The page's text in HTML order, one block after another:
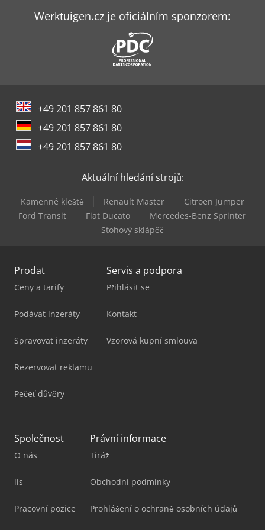
Bomar Proficut 275.230 Dg
Bomar Workline 410.280 Dg
Bomar Workline 410.280 Dgh
Felder Fbp 60
Komatsu D61Px-15
Komatsu Pc35Mr-3
Komatsu Pc35Mr-5
Werktuigen.cz je oficiálním sponzorem:
+49 201 857 861 80
+49 201 857 861 80
+49 201 857 861 80
Aktuální hledání strojů:
Kamenné kleště Renault Master
Citroen Jumper
Ford Transit
Fiat Ducato
Mercedes-Benz Sprinter
Stohový sklápěč
Prodat
Ceny a tarify
Podávat inzeráty
Spravovat inzeráty
Rezervovat reklamu
Pečeť důvěry
Servis a podpora
Přihlásit se
Kontakt
Vzorová kupní smlouva
Společnost
O nás
lis
Pracovní pozice
Právní informace
Tiráž
Obchodní podmínky
Prohlášení o ochraně osobních údajů